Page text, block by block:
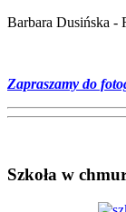
Barbara Dusińska -
Zapraszamy do
Szkoła w